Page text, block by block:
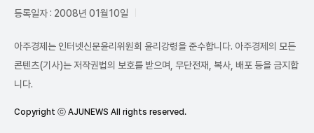
등록일자 : 2008년 01월10일
아주경제는 인터넷신문윤리위원회 윤리강령을 준수합니다. 아주경제의 모든
콘텐츠(기사)는 저작권법의 보호를 받으며, 무단전재, 복사, 배포 등을 금지합
니다.
Copyright ⓒ AJUNEWS All rights reserved.